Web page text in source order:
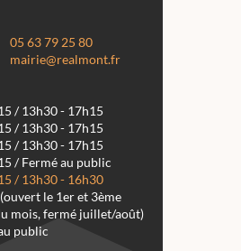
05 63 79 25 80
mairie@realmont.fr
/ 13h30 - 17h15
/ 13h30 - 17h15
/ 13h30 - 17h15
/ Fermé au public
/ 13h30 - 16h30
le 1er et 3ème
mois, fermé juillet/août)
public